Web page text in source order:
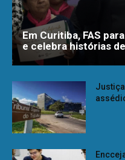
Em Curitiba, FAS
e celebra histórias